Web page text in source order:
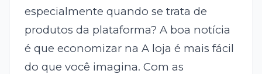
especialmente quando se trata de
produtos da plataforma? A boa notícia
é que economizar na A loja é mais fácil
do que você imagina. Com as